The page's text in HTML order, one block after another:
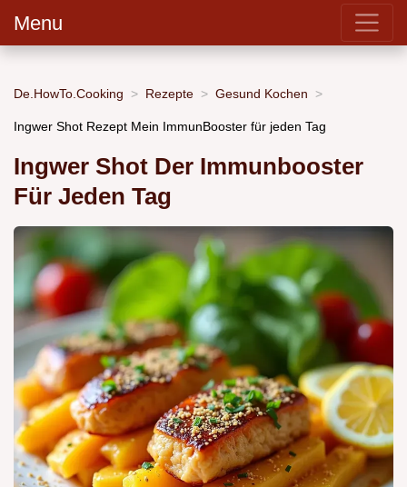
Menu
De.HowTo.Cooking Rezepte Gesund Kochen
Ingwer Shot Rezept Mein ImmunBooster für jeden Tag
Ingwer Shot Der Immunbooster
Für Jeden Tag